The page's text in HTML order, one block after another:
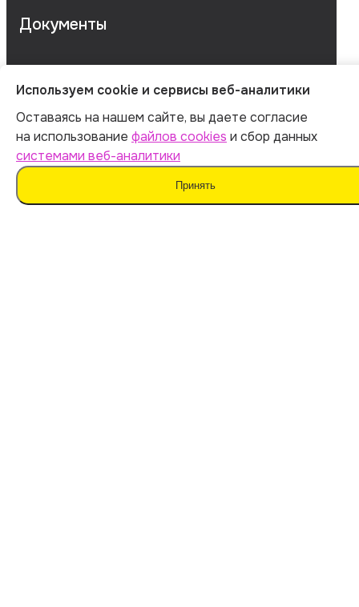
Документы
ОГРНИП 312547621900150
ИНН 540535727161
Оферта
Политика обработки персональных данных
Согласие на обработку данных
Используем cookie и сервисы веб-аналитики
Оставаясь на нашем сайте, вы даете согласие
на использование файлов cookies и сбор данных
системами веб-аналитики
Принять